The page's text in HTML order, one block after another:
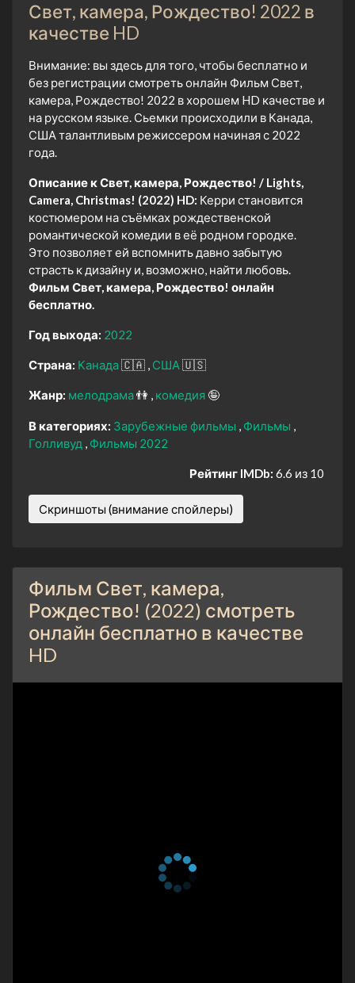
Свет, камера, Рождество! 2022 в
качестве HD
Внимание: вы здесь для того, чтобы бесплатно и
без регистрации смотреть онлайн Фильм Свет,
камера, Рождество! 2022 в хорошем HD качестве и
на русском языке. Сьемки происходили в Канада,
США талантливым режиссером начиная с 2022
года.
Описание к Свет, камера, Рождество! / Lights,
Camera, Christmas! (2022) HD: Керри становится
костюмером на съёмках рождественской
романтической комедии в её родном городке.
Это позволяет ей вспомнить давно забытую
страсть к дизайну и, возможно, найти любовь.
Фильм Свет, камера, Рождество! онлайн
бесплатно.
Год выхода: 2022
Страна: Канада🇨🇦 США🇺🇸
Жанр: мелодрама👫 комедия 🤪
В категориях: Зарубежные фильмы
Фильмы
Голливуд
Фильмы 2022
Рейтинг IMDb: 6.6 из 10
Скриншоты (внимание спойлеры)
Фильм Свет, камера,
Рождество! (2022) смотреть
онлайн бесплатно в качестве
HD